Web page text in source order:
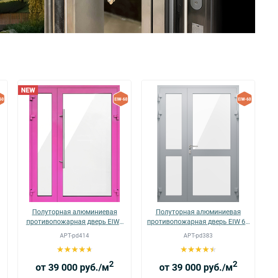
Полуторная алюминиевая
противопожарная дверь EIWS
АРТ-pd414
от 39 000 руб./м2
Полуторная алюминиевая
противопожарная дверь EIW 60
АРТ-pd383
от 39 000 руб./м2